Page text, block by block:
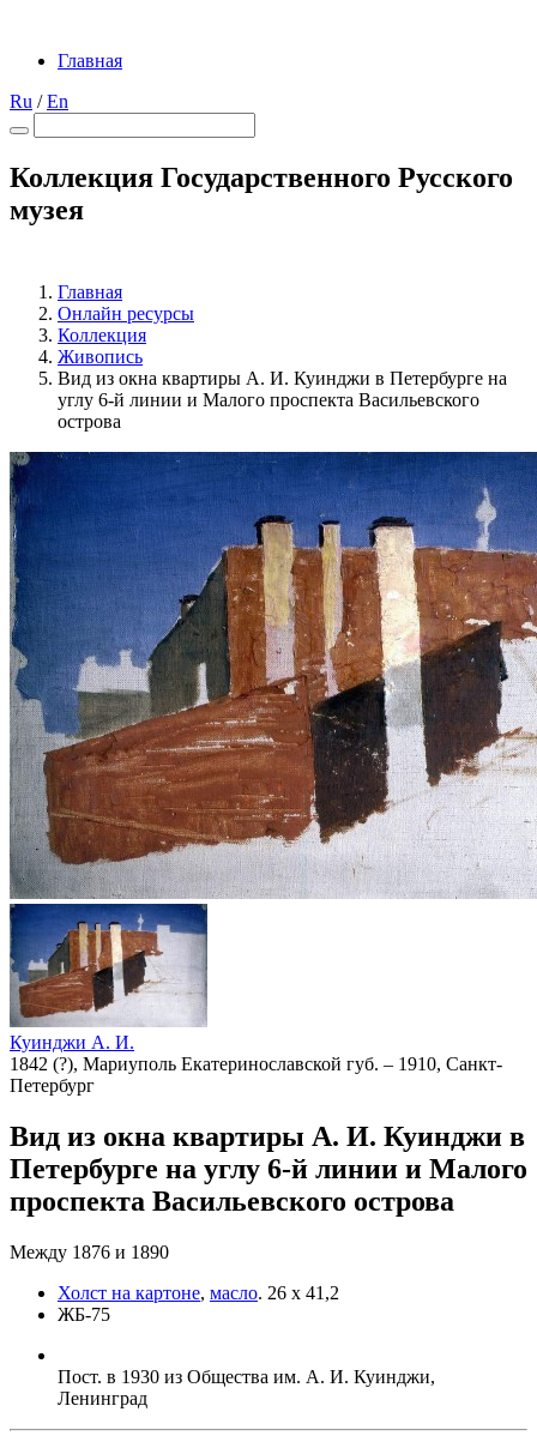
Главная
Ru /En
Коллекция Государственного Русского
музея
Главная
Онлайн ресурсы
Коллекция
Живопись
Вид из окна квартиры А. И. Куинджи в Петербурге на
углу 6-й линии и Малого проспекта Васильевского
острова
Куинджи А. И.
1842 (?), Мариуполь Екатеринославской губ. – 1910, Санкт-
Петербург
Вид из окна квартиры А. И. Куинджи в
Петербурге на углу 6-й линии и Малого
проспекта Васильевского острова
Между 1876 и 1890
Холст на картоне, масло. 26 x 41,2
ЖБ-75
Пост. в 1930 из Общества им. А. И. Куинджи,
Ленинград